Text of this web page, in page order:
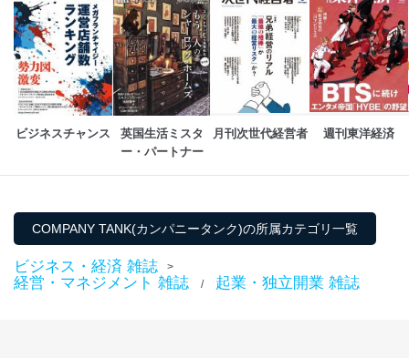
ビジネスチャンス
英国生活ミスタ
ー・パートナー
月刊次世代経営者 週刊東洋経済
COMPANY TANK(カンパニータンク)の所属カテゴリ一覧
ビジネス・経済 雑誌 >
経営・マネジメント 雑誌 / 起業・独立開業 雑誌